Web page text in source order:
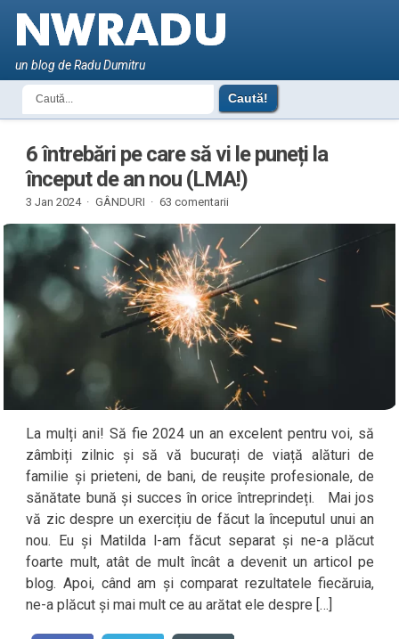
un blog de Radu Dumitru
6 întrebări pe care să vi le puneți la
început de an nou (LMA!)
3 Jan 2024 · GÂNDURI · 63 comentarii
La mulți ani! Să fie 2024 un an excelent pentru voi, să
zâmbiți zilnic și să vă bucurați de viață alături de
familie și prieteni, de bani, de reușite profesionale, de
sănătate bună și succes în orice întreprindeți. Mai jos
vă zic despre un exercițiu de făcut la începutul unui an
nou. Eu și Matilda l-am făcut separat și ne-a plăcut
foarte mult, atât de mult încât a devenit un articol pe
blog. Apoi, când am și comparat rezultatele fiecăruia,
ne-a plăcut și mai mult ce au arătat ele despre […]